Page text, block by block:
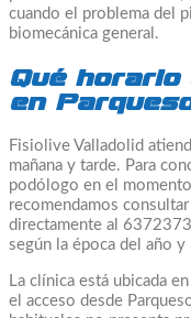
cuando el problema del
biomecánica general.
Qué
en
Fisiolive Valladolid
mañana y tarde. Para
podólogo en el
recomendamos
directamente al
según la época del año y
La clínica está ubicada
el acceso desde